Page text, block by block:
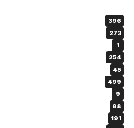
396
273
1
254
45
499
9
88
191